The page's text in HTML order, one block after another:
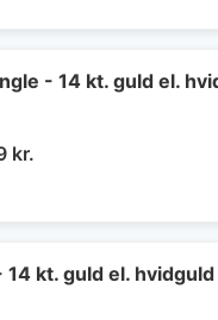
- 14 kt. guld el.
kr.
kt. guld el.